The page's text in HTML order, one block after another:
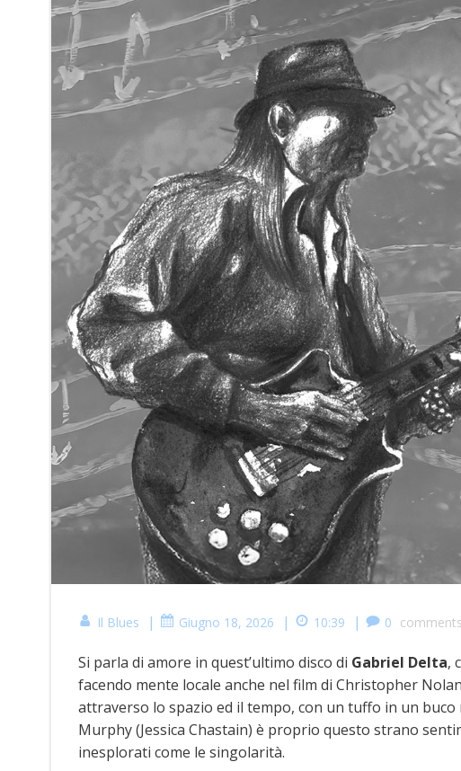
Il Blues | Giugno 18, 2026 | 10:39 | 0 comments
Si parla di amore in quest’ultimo disco di Gabriel Delta,
facendo mente locale anche nel film di Christopher
attraverso lo spazio ed il tempo, con un tuffo in un
Murphy (Jessica Chastain) è proprio questo strano
inesplorati come le singolarità.